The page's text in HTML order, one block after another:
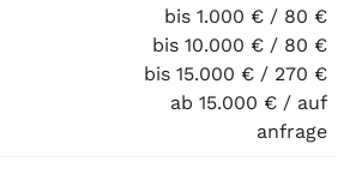
bis 1.000 € / 80 €
bis 10.000 € / 80 €
bis 15.000 € / 270 €
ab 15.000 € / auf
anfrage